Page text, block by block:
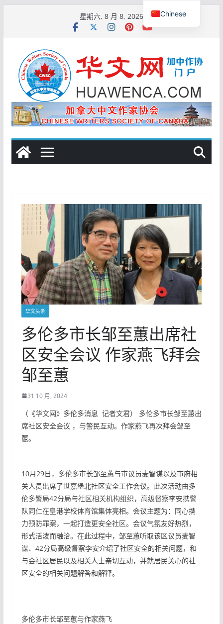
星期六, 8 月 8, 2026
华文头条
多伦多市长邹至蕙出席社
区安全会议 作家燕飞拜会
邹至蕙
31 10 月, 2024
（《华文网》多伦多消息 记者文君） 多伦多市长邹至蕙出
席社区安全会议 ，与警民互动。作家燕飞再次拜会邹至
蕙。
10月29日，多伦多市长邹至蕙与市议员麦智谋以及市府相
关人员出席了世嘉堡北社区安全工作会议。此次活动由多
伦多警局42分局与社区相关机构组织，高级督察李安携警
队同仁在皇港学校体育馆集体亮相。会议主题为：同心携
力预防罪案，一起打造更安全社区。会议气氛友好热烈，
形式活泼而融洽。在此过程中，邹至蕙听取该区议员麦智
谋、42分局高级督察李安介绍了社区安全的相关问题，和
与会社区居民以及相关人士亲切互动，并就居民关心的社
区安全的相关问题解答和解释。
多伦多市长邹至蕙与作家燕飞
Chinese